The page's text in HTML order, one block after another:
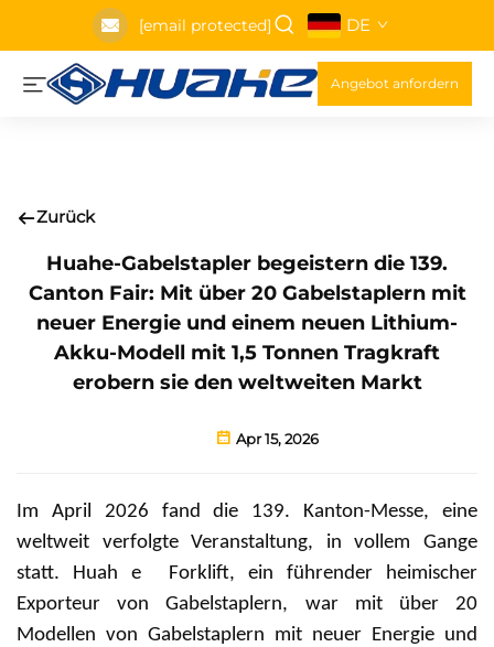
[email protected] DE
Angebot anfordern
Zurück
Huahe-Gabelstapler begeistern die 139.
Canton Fair: Mit über 20 Gabelstaplern mit
neuer Energie und einem neuen Lithium-
Akku-Modell mit 1,5 Tonnen Tragkraft
erobern sie den weltweiten Markt
Apr 15, 2026
Im April 2026 fand die 139. Kanton-Messe, eine
weltweit verfolgte Veranstaltung, in vollem Gange
statt. Huah e
Forklift, ein führender heimischer
Exporteur von Gabelstaplern, war mit über 20
Modellen von Gabelstaplern mit neuer Energie und